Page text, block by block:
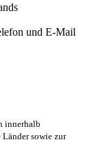
und E-Mail
innerhalb
sowie zur